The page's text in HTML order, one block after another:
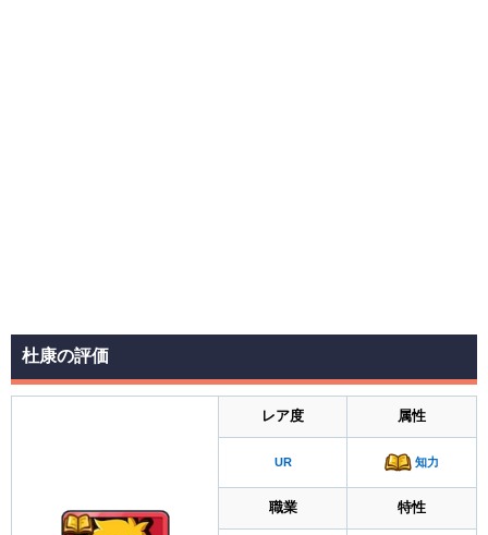
杜康の評価
レア度 属性
UR 知力
職業 特性